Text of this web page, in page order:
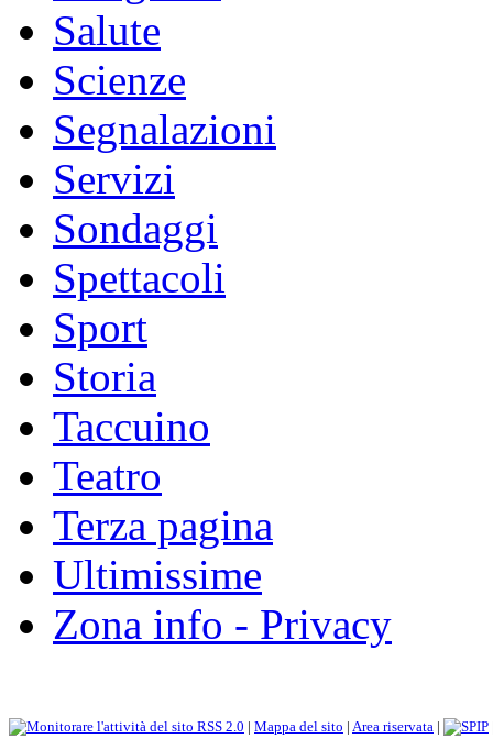
Salute
Scienze
Segnalazioni
Servizi
Sondaggi
Spettacoli
Sport
Storia
Taccuino
Teatro
Terza pagina
Ultimissime
Zona info - Privacy
RSS 2.0 | Mappa del sito | Area riservata |